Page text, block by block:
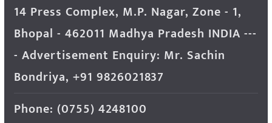
14 Press Complex, M.P. Nagar, Zone - 1,
Bhopal - 462011 Madhya Pradesh INDIA ---
- Advertisement Enquiry: Mr. Sachin
Bondriya, +91 9826021837
Phone: (0755) 4248100